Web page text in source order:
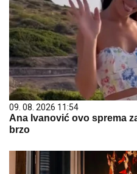
09. 08. 2026 11:54
Ana Ivanović ovo sprema
brzo